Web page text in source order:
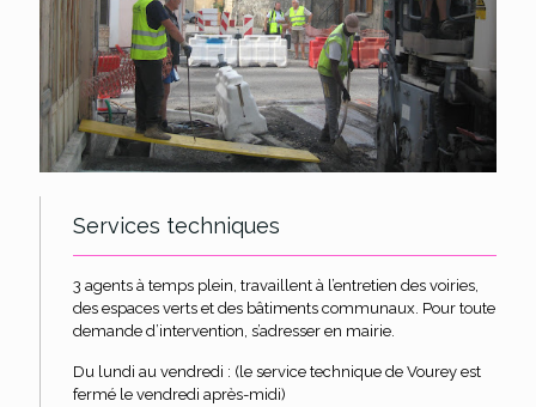
Services techniques
3 agents à temps plein, travaillent à l’entretien des voiries,
des espaces verts et des bâtiments communaux. Pour toute
demande d’intervention, s’adresser en mairie.
Du lundi au vendredi : (le service technique de Vourey est
fermé le vendredi après-midi)